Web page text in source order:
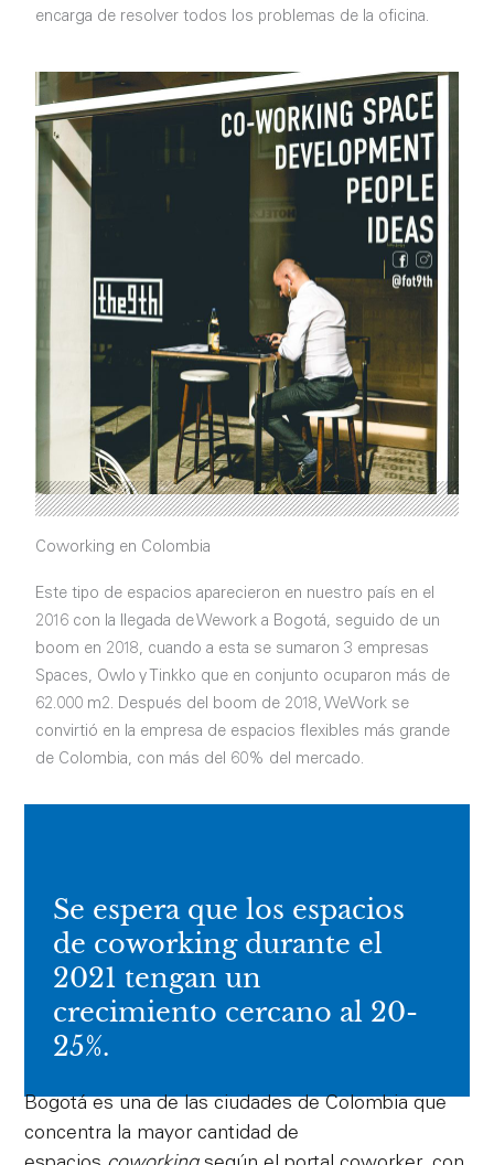
encarga de resolver todos los problemas de la oficina.
Coworking en Colombia
Este tipo de espacios aparecieron en nuestro país en el
2016 con la llegada de Wework a Bogotá, seguido de un
boom en 2018, cuando a esta se sumaron 3 empresas
Spaces, Owlo y Tinkko que en conjunto ocuparon más de
62.000 m2. Después del boom de 2018, WeWork se
convirtió en la empresa de espacios flexibles más grande
de Colombia, con más del 60% del mercado.
Se espera que los espacios
de coworking durante el
2021 tengan un
crecimiento cercano al 20-
25%.
Bogotá es una de las ciudades de Colombia que
concentra la mayor cantidad de